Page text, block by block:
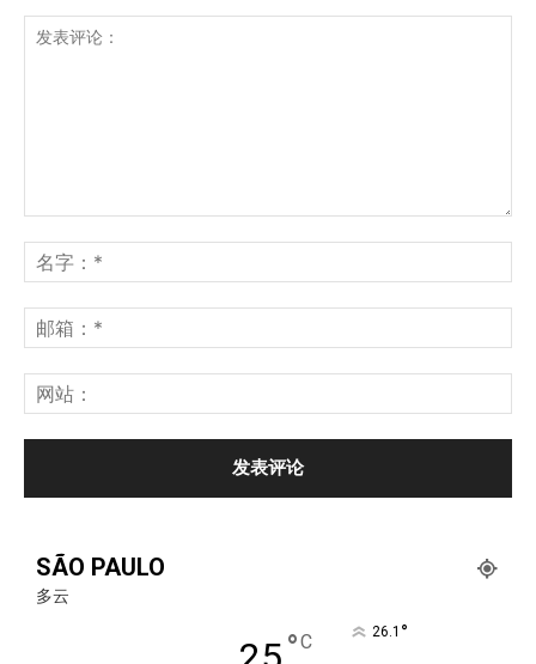
SÃO PAULO
多云
°C 26.1 °